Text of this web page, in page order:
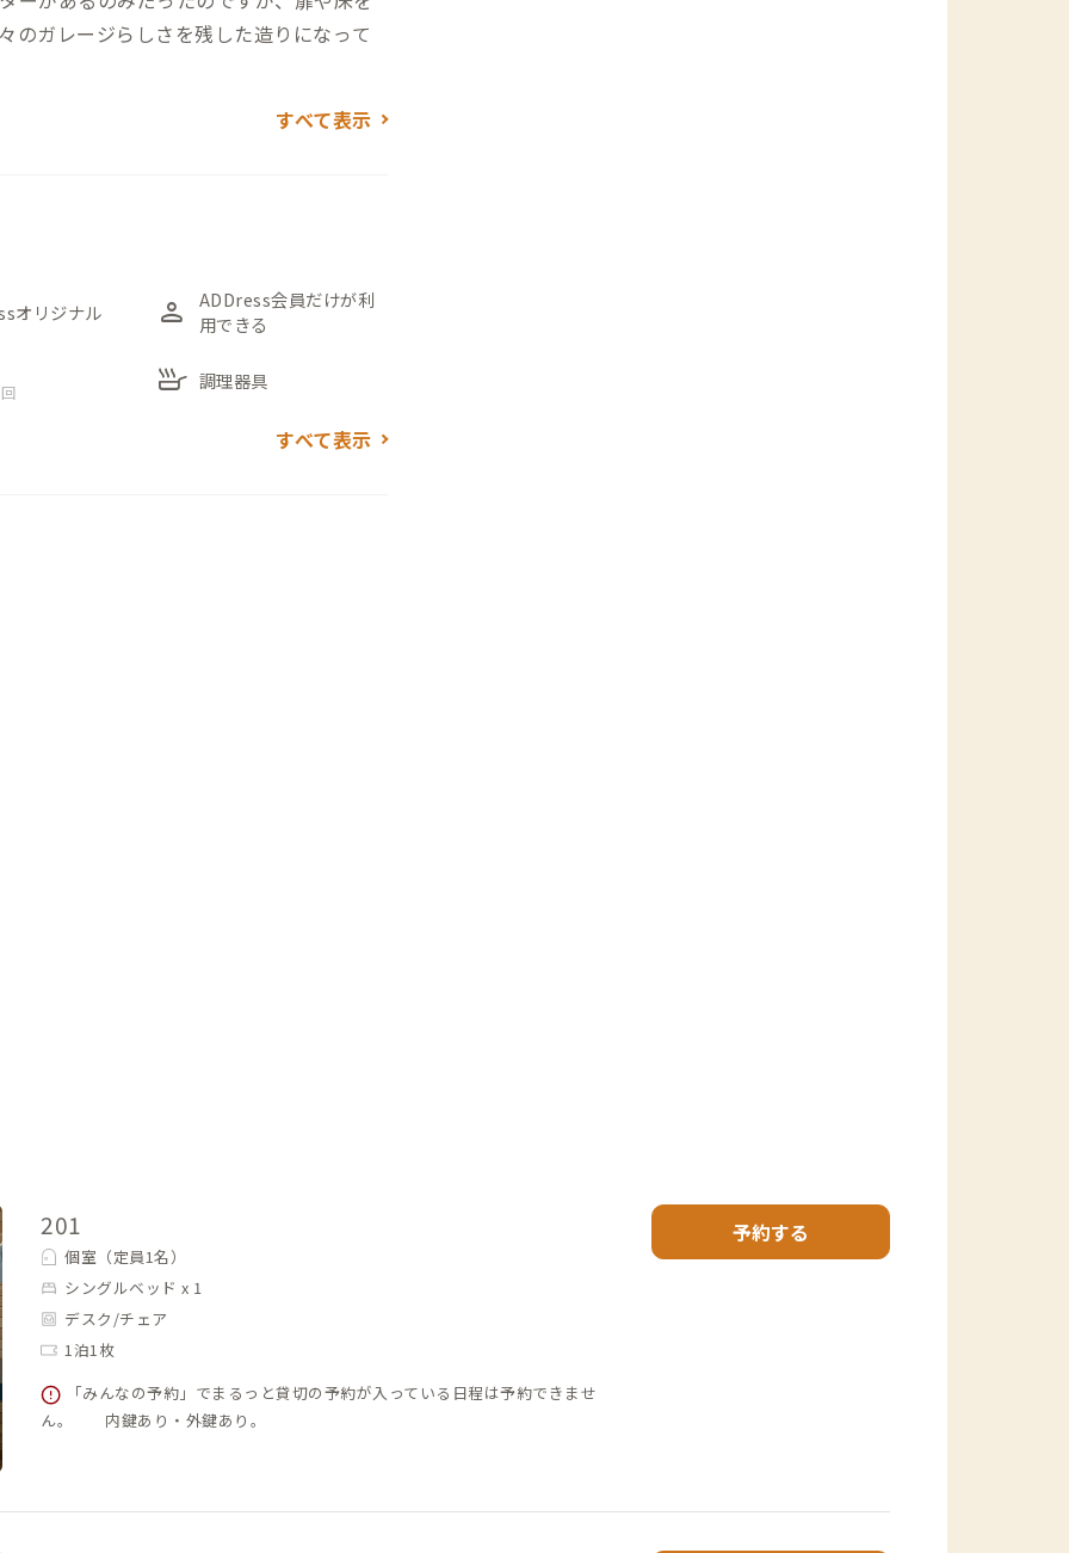
のガレージらしさを残した造りになって
けますが、玄関を入ると無骨なインテリ
は広々した机と椅子が備え付けられてい
機・乾燥機は各１つずつです。譲り合
すべて表示
オリジナル person
ADDress会員だけが利
用できる
skillet 調理器具
すべて表示
201
個室（定員1名）
シングルベッド x 1
デスク/チェア
1泊1枚
「みんなの予約」でまるっと貸切の予約が入っている日程は予約できませ
ん。 内鍵あり・外鍵あり。
予約する